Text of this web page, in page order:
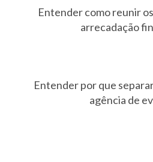
Entender como reunir
arrecadação
Entender por que
agência de